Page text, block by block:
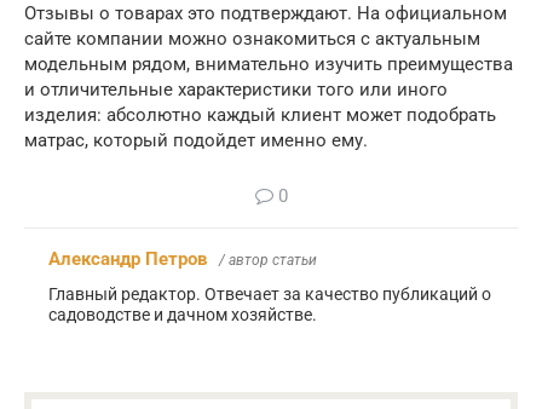
Отзывы о товарах это подтверждают. На официальном
сайте компании можно ознакомиться с актуальным
модельным рядом, внимательно изучить преимущества
и отличительные характеристики того или иного
изделия: абсолютно каждый клиент может подобрать
матрас, который подойдет именно ему.
0
Александр Петров / автор статьи
Главный редактор. Отвечает за качество публикаций о
садоводстве и дачном хозяйстве.